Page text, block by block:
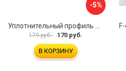
-5%
179 руб. 170 руб.
В КОРЗИНУ